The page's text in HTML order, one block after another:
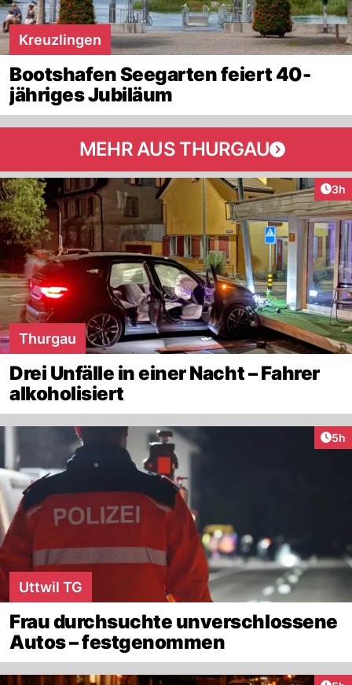
Kreuzlingen
Bootshafen Seegarten feiert 40-
jähriges Jubiläum
MEHR AUS THURGAU
3h
Thurgau
Drei Unfälle in einer Nacht – Fahrer
alkoholisiert
5h
Uttwil TG
Frau durchsuchte unverschlossene
Autos – festgenommen